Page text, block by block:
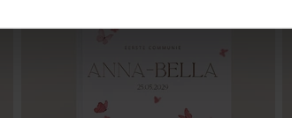
Sticker voor bellenblaas